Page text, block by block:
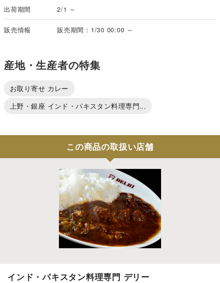
出荷期間 2/1 ～
販売情報 販売期間：1/30 00:00 ～
産地・生産者の特集
お取り寄せ カレー
上野・銀座 インド・パキスタン料理専門...
この商品の取扱い店舗
インド・パキスタン料理専門 デリー